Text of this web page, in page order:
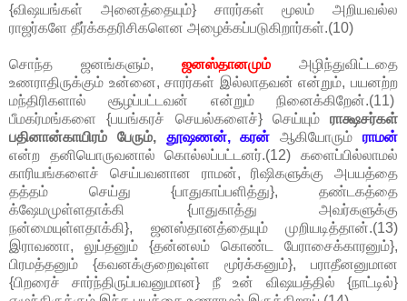
{விஷயங்கள் அனைத்தையும்} சாரர்கள் மூலம் அறியவல்ல
ராஜர்களே தீர்க்கதரிசிகளென அழைக்கப்படுகிறார்கள்.(10)
சொந்த ஜனங்களும், ஜனஸ்தானமும் அழிந்துவிட்டதை
உணராதிருக்கும் உன்னை, சாரர்கள் இல்லாதவன் என்றும், பயனற்ற
மந்திரிகளால் சூழப்பட்டவன் என்றும் நினைக்கிறேன்.(11)
பீமகர்மங்களை {பயங்கரச் செயல்களைச்} செய்யும்ராக்ஷசர்கள்
பதினான்காயிரம் பேரும், தூஷணன், கரன் ஆகியோரும்ராமன்
என்ற தனியொருவனால் கொல்லப்பட்டனர்.(12) களைப்பில்லாமல்
காரியங்களைச் செய்பவனான ராமன், ரிஷிகளுக்கு அபயத்தை
தத்தம் செய்து {பாதுகாப்பளித்து}, தண்டகத்தை
க்ஷேமமுள்ளதாக்கி {பாதுகாத்து அவர்களுக்கு
நன்மையுள்ளதாக்கி}, ஜனஸ்தானத்தையும் முறியடித்தான்.(13)
இராவணா, லுப்தனும் {தன்னலம் கொண்ட பேராசைக்காரனும்},
பிரமத்தனும் {கவனக்குறைவுள்ள மூர்க்கனும்}, பராதீனனுமான
{பிறரைச் சார்ந்திருப்பவனுமான} நீ உன் விஷயத்தில் {நாட்டில்}